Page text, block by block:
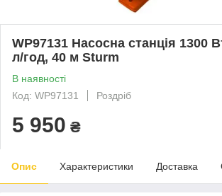
WP97131 Насосна станція 1300
л/год, 40 м Sturm
В наявності
Код: WP97131
Роздріб
5 950 ₴
Опис Характеристики Доставка